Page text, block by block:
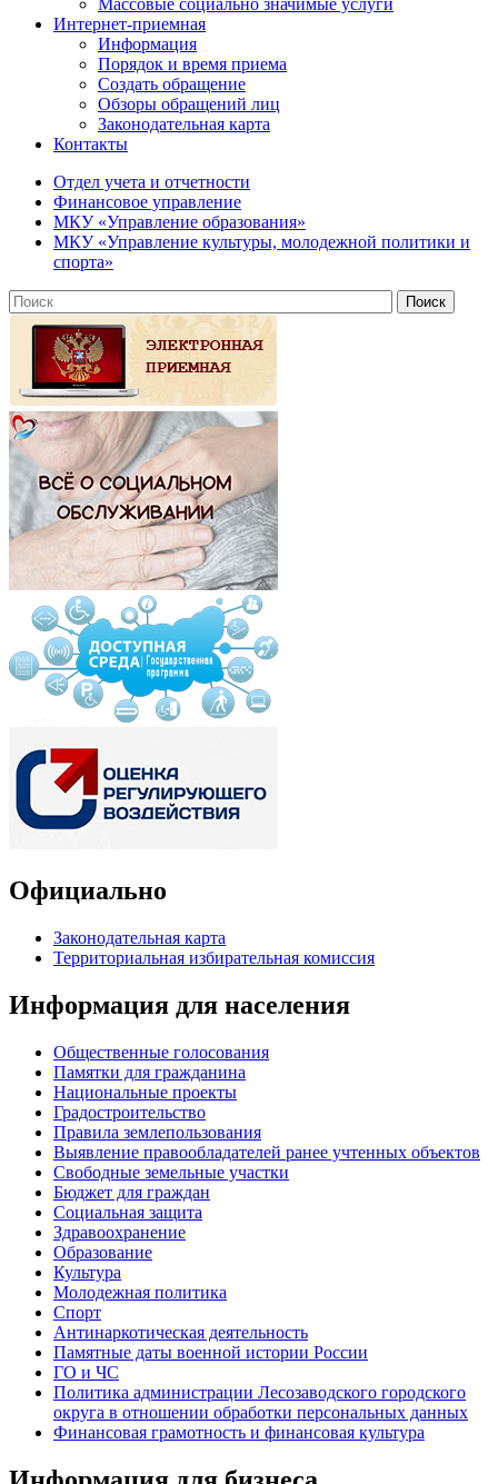
Массовые социально значимые услуги
Интернет-приемная
Информация
Порядок и время приема
Создать обращение
Обзоры обращений лиц
Законодательная карта
Контакты
Отдел учета и отчетности
Финансовое управление
МКУ «Управление образования»
МКУ «Управление культуры, молодежной политики и
спорта»
Официально
Законодательная карта
Территориальная избирательная комиссия
Информация для населения
Общественные голосования
Памятки для гражданина
Национальные проекты
Градостроительство
Правила землепользования
Выявление правообладателей ранее учтенных объектов
Свободные земельные участки
Бюджет для граждан
Социальная защита
Здравоохранение
Образование
Культура
Молодежная политика
Спорт
Антинаркотическая деятельность
Памятные даты военной истории России
ГО и ЧС
Политика администрации Лесозаводского городского
округа в отношении обработки персональных данных
Финансовая грамотность и финансовая культура